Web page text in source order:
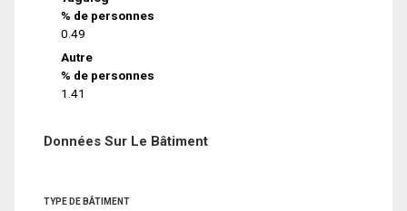
% de personnes
0.49
Autre
% de personnes
1.41
Données Sur Le Bâtiment
TYPE DE BÂTIMENT